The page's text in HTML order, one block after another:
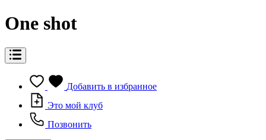
One shot
Добавить в избранное
Это мой клуб
Позвонить